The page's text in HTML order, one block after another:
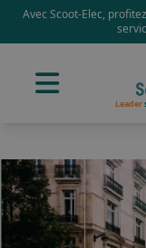
Avec Scoot-Elec,
Leader